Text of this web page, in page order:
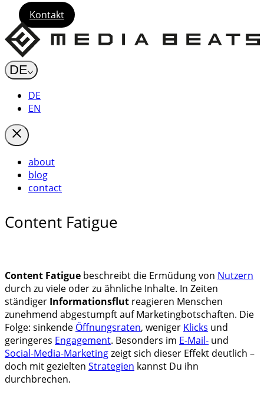
Kontakt
DE
DE
EN
about
blog
contact
Content Fatigue
Content Fatigue beschreibt die Ermüdung von Nutzern
durch zu viele oder zu ähnliche Inhalte. In Zeiten
ständiger Informationsflut reagieren Menschen
zunehmend abgestumpft auf Marketingbotschaften. Die
Folge: sinkende Öffnungsraten, weniger Klicks und
geringeres Engagement. Besonders im E-Mail- und
Social-Media-Marketingzeigt sich dieser Effekt deutlich –
doch mit gezielten Strategien kannst Du ihn
durchbrechen.